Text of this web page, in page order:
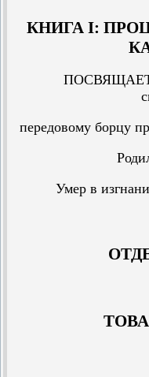
КНИГА I:
передовому борцу
Умер в